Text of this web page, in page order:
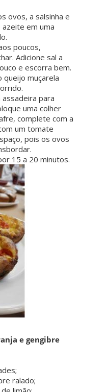
ovos, a salsinha e
azeite em uma
poucos,
Adicione sal a
e escorra bem.
queijo muçarela
para
uma colher
complete com a
um tomate
pois os ovos
15 a 20 minutos.
e gengibre
ralado;